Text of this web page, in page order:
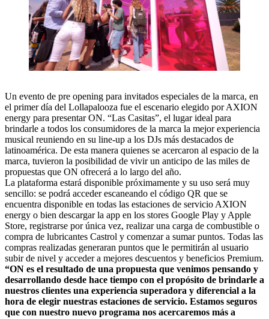
Un evento de pre opening para invitados especiales de la marca, en
el primer día del Lollapalooza fue el escenario elegido por AXION
energy para presentar ON. “Las Casitas”, el lugar ideal para
brindarle a todos los consumidores de la marca la mejor experiencia
musical reuniendo en su line-up a los DJs más destacados de
latinoamérica. De esta manera quienes se acercaron al espacio de la
marca, tuvieron la posibilidad de vivir un anticipo de las miles de
propuestas que ON ofrecerá a lo largo del año.
La plataforma estará disponible próximamente y su uso será muy
sencillo: se podrá acceder escaneando el código QR que se
encuentra disponible en todas las estaciones de servicio AXION
energy o bien descargar la app en los stores Google Play y Apple
Store, registrarse por única vez, realizar una carga de combustible o
compra de lubricantes Castrol y comenzar a sumar puntos. Todas las
compras realizadas generaran puntos que le permitirán al usuario
subir de nivel y acceder a mejores descuentos y beneficios Premium.
“ON es el resultado de una propuesta que venimos pensando y
desarrollando desde hace tiempo con el propósito de brindarle a
nuestros clientes una experiencia superadora y diferencial a la
hora de elegir nuestras estaciones de servicio. Estamos seguros
que con nuestro nuevo programa nos acercaremos más a